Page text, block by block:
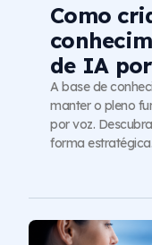
Como
de IA
A base de
manter o pleno
por voz.
forma estratégica.